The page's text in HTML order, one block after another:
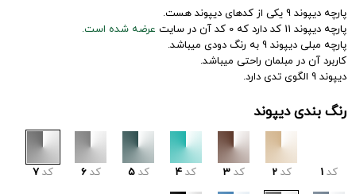
پارچه دیپوند 9 یکی از کدهای دیپوند هست.
پارچه دیپوند 11 کد دارد که 0 کد آن در سایت
عرضه شده است.
پارچه مبلی دیپوند 9 به رنگ دودی میباشد.
کاربرد آن در مبلمان راحتی میباشد.
دیپوند 9 الگوی تدی دارد.
رنگ بندی دیپوند
کد 1 کد 2 کد 3 کد 4 کد 5 کد 6 کد 7